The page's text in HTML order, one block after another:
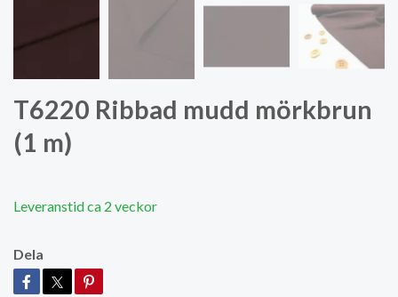
T6220 Ribbad mudd mörkbrun
(1 m)
Leveranstid ca 2 veckor
Dela